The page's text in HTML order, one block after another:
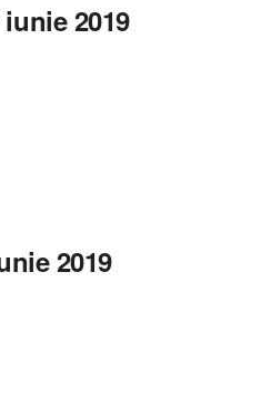
2019
2019